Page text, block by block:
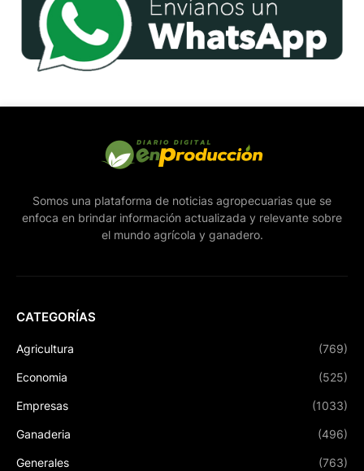
Somos una plataforma de noticias agropecuarias que se
enfoca en brindar información actualizada y relevante sobre
el mundo agrícola y ganadero.
CATEGORÍAS
Agricultura (769)
Economia (525)
Empresas (1033)
Ganaderia (496)
Generales (763)